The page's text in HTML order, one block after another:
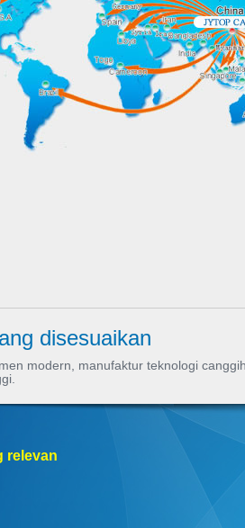
disesuaikan
modern, manufaktur teknologi
relevan